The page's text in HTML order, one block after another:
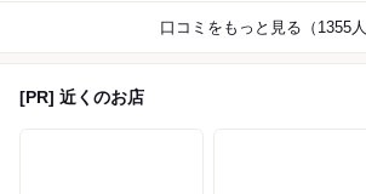
口コミをもっと見る（1355人
[PR] 近くのお店